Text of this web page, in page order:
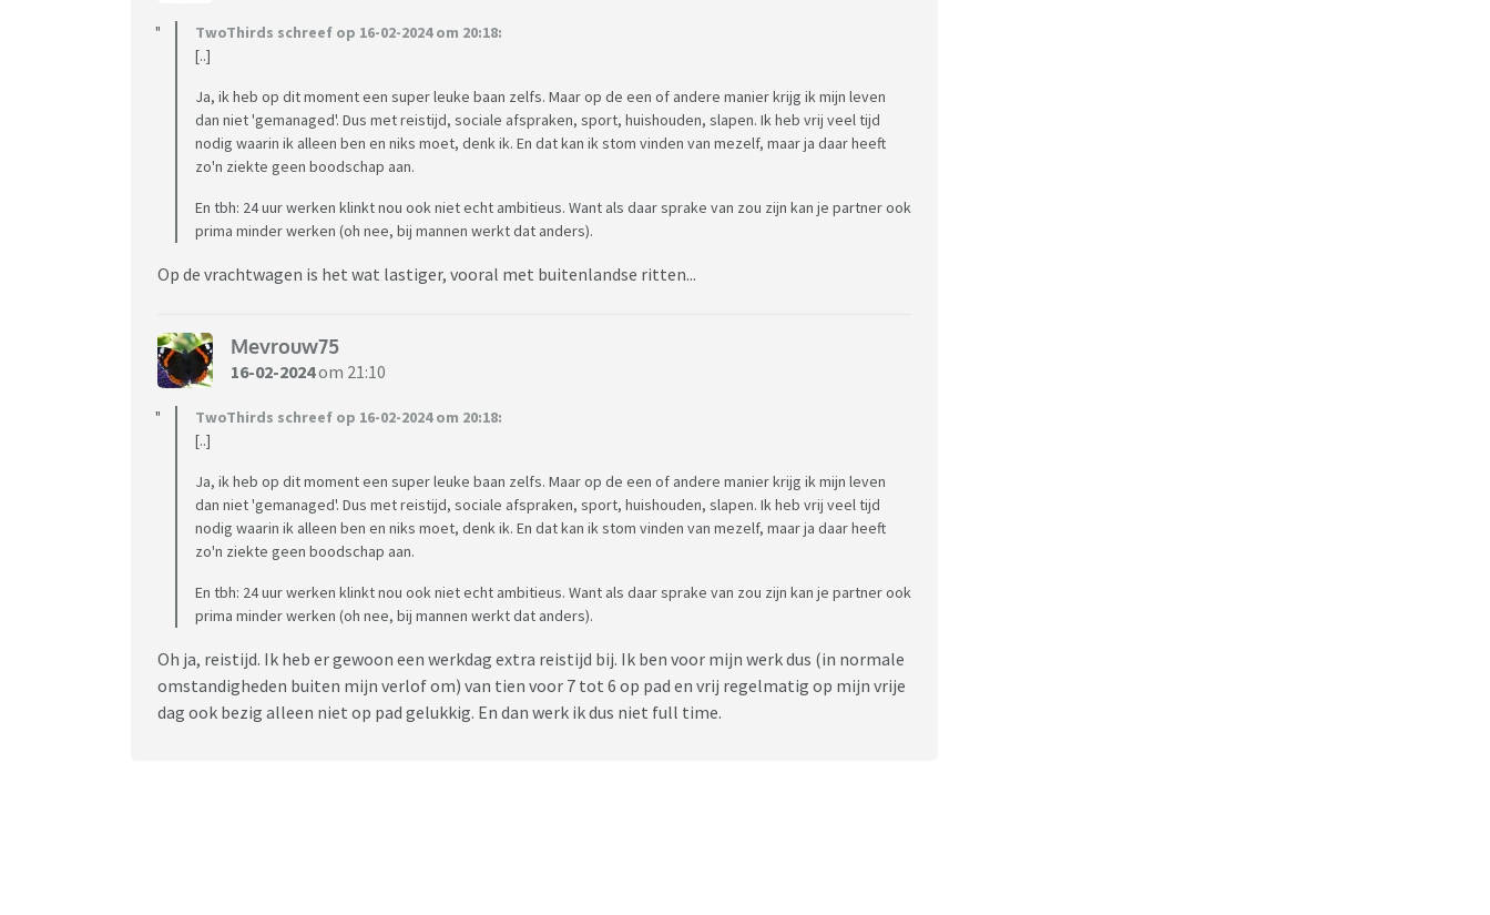
TwoThirds schreef op 16-02-2024 om 20:18:
[..]
Ja, ik heb op dit moment een super leuke baan zelfs. Maar op de een of andere manier krijg ik mijn leven
dan niet 'gemanaged'. Dus met reistijd, sociale afspraken, sport, huishouden, slapen. Ik heb vrij veel tijd
nodig waarin ik alleen ben en niks moet, denk ik. En dat kan ik stom vinden van mezelf, maar ja daar heeft
zo'n ziekte geen boodschap aan.
En tbh: 24 uur werken klinkt nou ook niet echt ambitieus. Want als daar sprake van zou zijn kan je partner ook
prima minder werken (oh nee, bij mannen werkt dat anders).
Op de vrachtwagen is het wat lastiger, vooral met buitenlandse ritten...
Mevrouw75
16-02-2024om 21:10
TwoThirds schreef op 16-02-2024 om 20:18:
[..]
Ja, ik heb op dit moment een super leuke baan zelfs. Maar op de een of andere manier krijg ik mijn leven
dan niet 'gemanaged'. Dus met reistijd, sociale afspraken, sport, huishouden, slapen. Ik heb vrij veel tijd
nodig waarin ik alleen ben en niks moet, denk ik. En dat kan ik stom vinden van mezelf, maar ja daar heeft
zo'n ziekte geen boodschap aan.
En tbh: 24 uur werken klinkt nou ook niet echt ambitieus. Want als daar sprake van zou zijn kan je partner ook
prima minder werken (oh nee, bij mannen werkt dat anders).
Oh ja, reistijd. Ik heb er gewoon een werkdag extra reistijd bij. Ik ben voor mijn werk dus (in normale
omstandigheden buiten mijn verlof om) van tien voor 7 tot 6 op pad en vrij regelmatig op mijn vrije
dag ook bezig alleen niet op pad gelukkig. En dan werk ik dus niet full time.